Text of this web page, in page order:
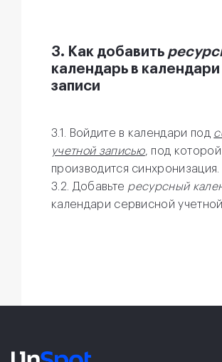
3. Как добавить
календарь в
записи
3.1. Войдите в календари под
учетной записью, под
производится синхронизация.
3.2. Добавьте ресурсный
календари сервисной учетной